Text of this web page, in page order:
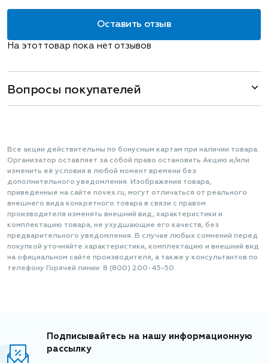
Оставить отзыв
На этот товар пока нет отзывов
Вопросы покупателей
Все акции действительны по бонусным картам при наличии товара.
Организатор оставляет за собой право остановить Акцию и/или
изменить её условия в любой момент времени без
дополнительного уведомления. Изображения товара,
приведенные на сайте novex.ru, могут отличаться от реального
внешнего вида конкретного товара в связи с правом
производителя изменять внешний вид, характеристики и
комплектацию товара, не ухудшающие его качеств, без
предварительного уведомления. В случае любых сомнений перед
покупкой уточняйте характеристики, комплектацию и внешний вид
на официальном сайте производителя, а также у консультантов по
телефону Горячей линии: 8 (800) 200-45-50.
Подписывайтесь на нашу информационную
рассылку